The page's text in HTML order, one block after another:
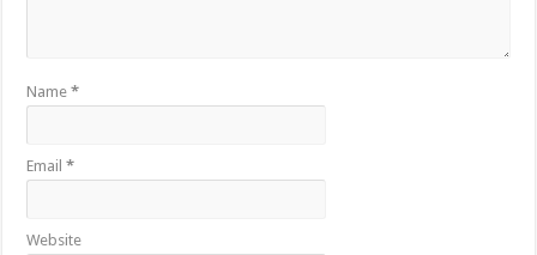
Name*
Email*
Website